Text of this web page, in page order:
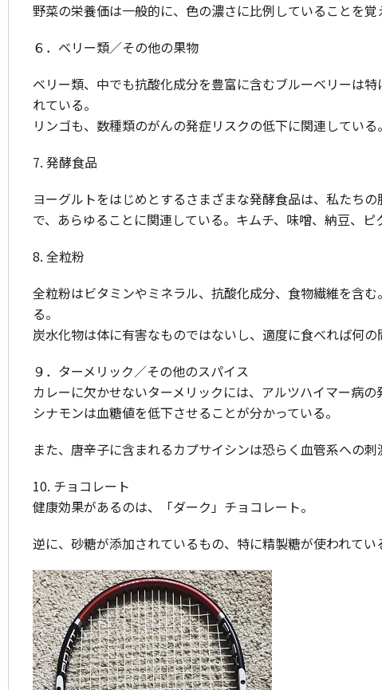
野菜の栄養価は一般的に、色の濃さに比例していることを覚
６．ベリー類／その他の果物
ベリー類、中でも抗酸化成分を豊富に含むブルーベリーは
れている。
リンゴも、数種類のがんの発症リスクの低下に関連してい
7. 発酵食品
ヨーグルトをはじめとするさまざまな発酵食品は、私たち
で、あらゆることに関連している。キムチ、味噌、納豆、
8. 全粒粉
全粒粉はビタミンやミネラル、抗酸化成分、食物繊維を含
る。
炭水化物は体に有害なものではないし、適度に食べれば何
９．ターメリック／その他のスパイス
カレーに欠かせないターメリックには、アルツハイマー病
シナモンは血糖値を低下させることが分かっている。
また、唐辛子に含まれるカプサイシンは恐らく血管系への
10. チョコレート
健康効果があるのは、「ダーク」チョコレート。
逆に、砂糖が添加されているもの、特に精製糖が使われて